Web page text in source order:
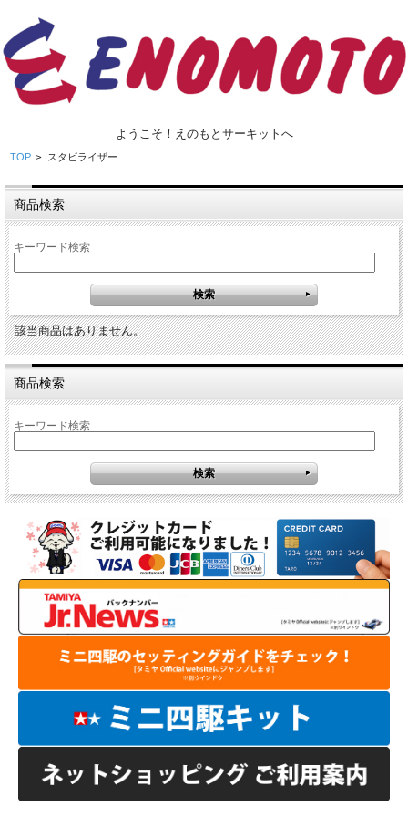
ようこそ！えのもとサーキットへ
TOP > スタビライザー
商品検索
キーワード検索
該当商品はありません。
商品検索
キーワード検索